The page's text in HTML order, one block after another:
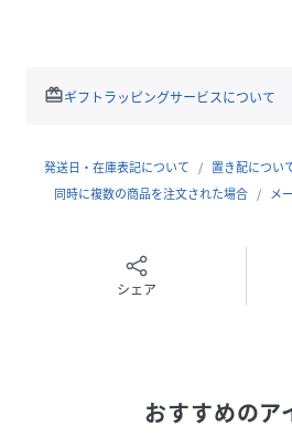
【coordinate】
ナチュラルな素材感が季節感を演出
日のお出かけスタイルに相性抜群で
--------------------------------------
redeemギフトラッピングサービスについて
発送日・在庫表記について 置き配につい
同時に複数の商品を注文された場合
メ
シェア
おすすめのア